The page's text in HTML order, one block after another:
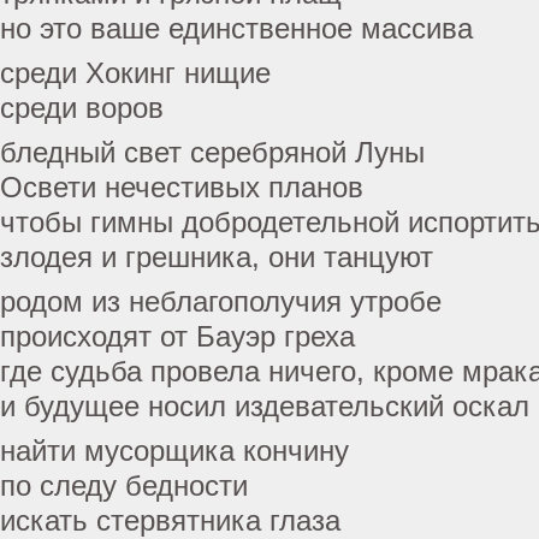
но это ваше единственное массива
среди Хокинг нищие
среди воров
бледный свет серебряной Луны
Освети нечестивых планов
чтобы гимны добродетельной
злодея и грешника, они танцуют
родом из неблагополучия утробе
происходят от Бауэр греха
где судьба провела ничего, кроме
и будущее носил издевательский оскал
найти мусорщика кончину
по следу бедности
искать стервятника глаза